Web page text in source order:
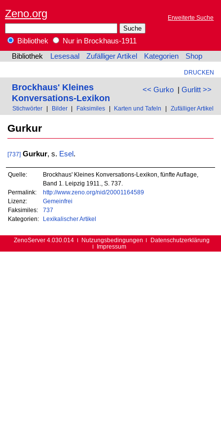
Zeno.org Erweiterte Suche
Bibliothek
Nur in Brockhaus-1911
Bibliothek
Lesesaal Zufälliger Artikel Kategorien Shop
DRUCKEN
<< Gurko| Gurlitt >>
Brockhaus' Kleines
Konversations-Lexikon
Stichwörter Bilder Faksimiles Karten und Tafeln Zufälliger Artikel
Gurkur
[737] Gurkur, s. Esel .
Quelle:
Brockhaus' Kleines Konversations-Lexikon, fünfte Auflage,
Band 1. Leipzig 1911., S. 737.
Permalink:
http://www.zeno.org/nid/20001164589
Lizenz:
Gemeinfrei
Faksimiles:
737
Kategorien:
Lexikalischer Artikel
ZenoServer 4.030.014 Nutzungsbedingungen
Datenschutzerklärung
Impressum